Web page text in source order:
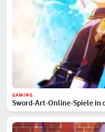
GAMING
Sword-Art-Online-Spiele in